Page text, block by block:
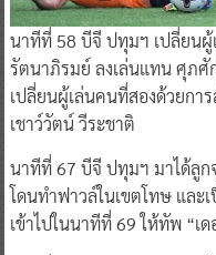
นาทีที่ 58 บีจี ปทุมฯ เปลี่ยนผู้
รัตนาภิรมย์ ลงเล่นแทน ศุภ
เปลี่ยนผู้เล่นคนที่สองด้วยกา
เชาว์วัตน์ วีระชาติ
นาทีที่ 67 บีจี ปทุมฯ มาได้ลู
โดนทำฟาวล์ในเขตโทษ และ
เข้าไปในนาทีที่ 69 ให้ทัพ “เ